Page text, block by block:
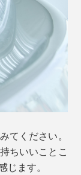
てください。
ちいいことこ
ます。